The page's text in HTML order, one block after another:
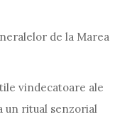
de la Marea
vindecatoare ale
un ritual senzorial